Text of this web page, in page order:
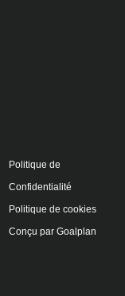
Politique de
Confidentialité
Politique de cookies
Conçu par Goalplan